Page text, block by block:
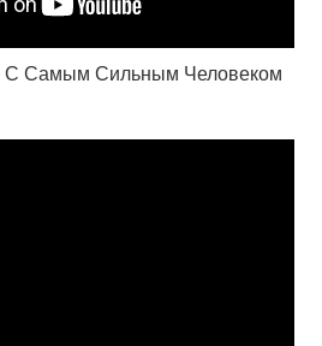
С Самым Сильным Человеком